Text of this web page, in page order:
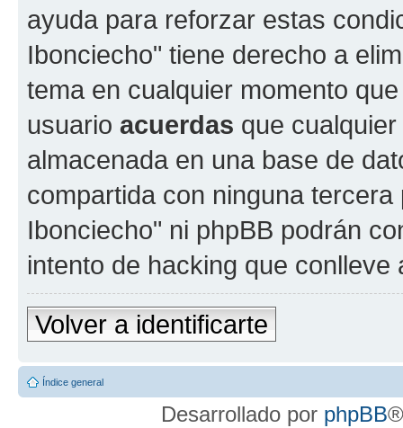
ayuda para reforzar estas
Ibonciecho" tiene derecho a
tema en cualquier momento
usuario acuerdas que
almacenada en una base de
compartida con ninguna
Ibonciecho" ni phpBB podrán
intento de hacking que
Volver a identificarte
Índice general
Desarrollado por phpBB